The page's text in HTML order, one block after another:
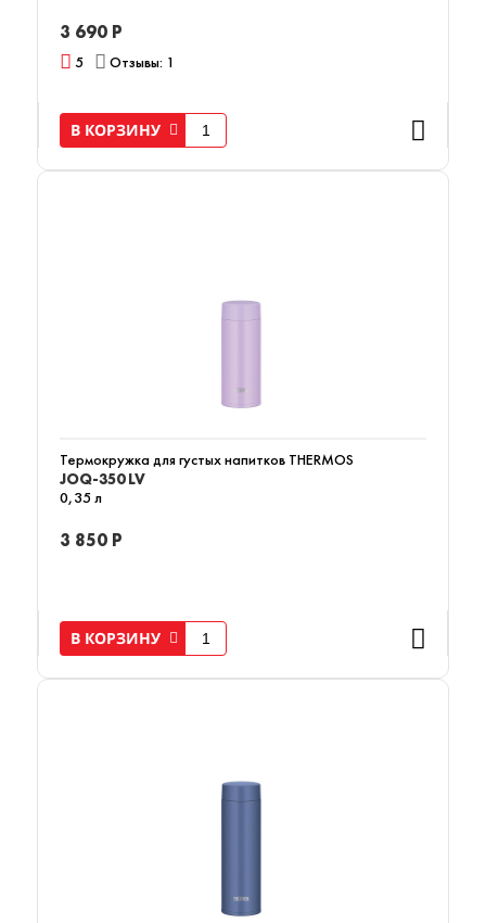
3 690 Р
5 Отзывы: 1
В КОРЗИНУ
Термокружка для густых напитков THERMOS
JOQ-350 LV
0,35 л
3 850 Р
В КОРЗИНУ